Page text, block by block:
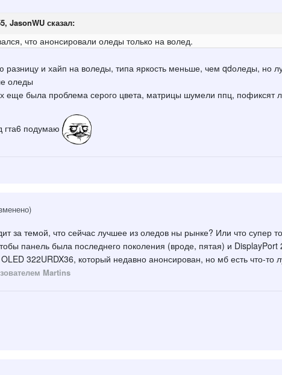
JasonWUсказал:
что анонсировали оледы только на волед.
разницу и хайп на воледы, типа яркость меньше, чем qdоледы, но
оледы
еще была проблема серого цвета, матрицы шумели ппц, пофиксят
подумаю
за темой, что сейчас лучшее из оледов ны рынке? Или что
панель была последнего поколения (вроде, пятая) и
322URDX36, который недавно анонсирован, но мб есть что-то
Martins